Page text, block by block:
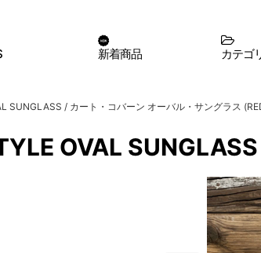
新着商品 カテゴ
SUNGLASS / カート・コバーン オーバル・サングラス
OVAL